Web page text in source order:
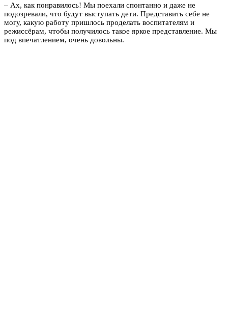
– Ах, как понравилось! Мы поехали спонтанно и даже не
подозревали, что будут выступать дети. Представить себе не
могу, какую работу пришлось проделать воспитателям и
режиссёрам, чтобы получилось такое яркое представление. Мы
под впечатлением, очень довольны.